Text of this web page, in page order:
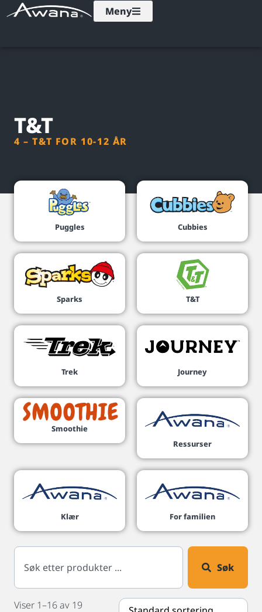
Meny
T&T
4 – T&T FOR 10-12 ÅR
Puggles Cubbies
Sparks T&T
Trek Journey
Smoothie
Ressurser
Klær For familien
Søk
Viser 1–16 av 19